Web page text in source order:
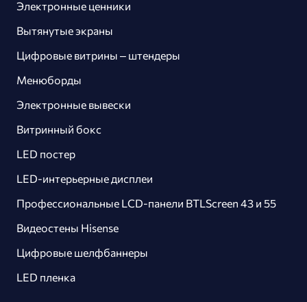
Электронные ценники
Вытянутые экраны
Цифровые витрины – штендеры
Менюборды
Электронные вывески
Витринный бокс
LED постер
LED-интерьерные дисплеи
Профессиональные LCD-панели BTLScreen 43 и 55
Видеостены Hisense
Цифровые шелфбаннеры
LED пленка